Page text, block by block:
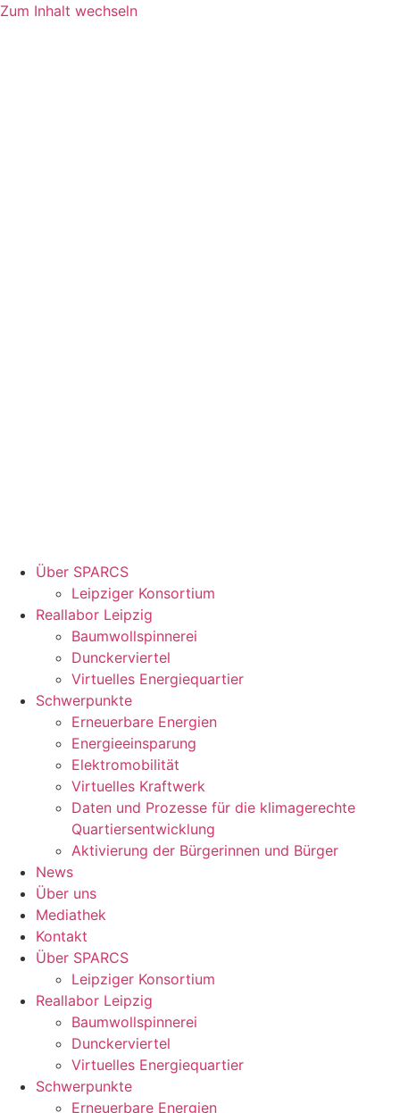
Zum Inhalt wechseln
Über SPARCS
Leipziger Konsortium
Reallabor Leipzig
Baumwollspinnerei
Dunckerviertel
Virtuelles Energiequartier
Schwerpunkte
Erneuerbare Energien
Energieeinsparung
Elektromobilität
Virtuelles Kraftwerk
Daten und Prozesse für die klimagerechte
Quartiersentwicklung
Aktivierung der Bürgerinnen und Bürger
News
Über uns
Mediathek
Kontakt
Über SPARCS
Leipziger Konsortium
Reallabor Leipzig
Baumwollspinnerei
Dunckerviertel
Virtuelles Energiequartier
Schwerpunkte
Erneuerbare Energien